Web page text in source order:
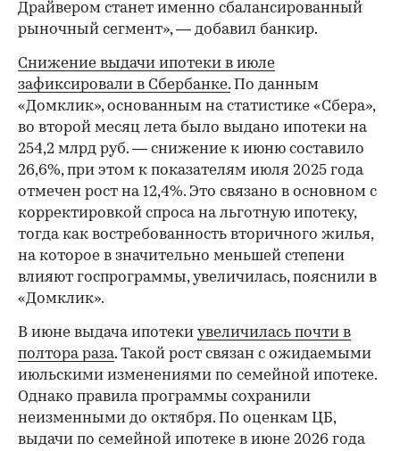
Драйвером станет именно сбалансированный
рыночный сегмент», — добавил банкир.
Снижение выдачи ипотеки в июле
зафиксировали в Сбербанке. По данным
«Домклик», основанным на статистике «Сбера»,
во второй месяц лета было выдано ипотеки на
254,2 млрд руб. — снижение к июню составило
26,6%, при этом к показателям июля 2025 года
отмечен рост на 12,4%. Это связано в основном с
корректировкой спроса на льготную ипотеку,
тогда как востребованность вторичного жилья,
на которое в значительно меньшей степени
влияют госпрограммы, увеличилась, пояснили в
«Домклик».
В июне выдача ипотеки увеличилась почти в
полтора раза. Такой рост связан с ожидаемыми
июльскими изменениями по семейной ипотеке.
Однако правила программы сохранили
неизменными до октября. По оценкам ЦБ,
выдачи по семейной ипотеке в июне 2026 года